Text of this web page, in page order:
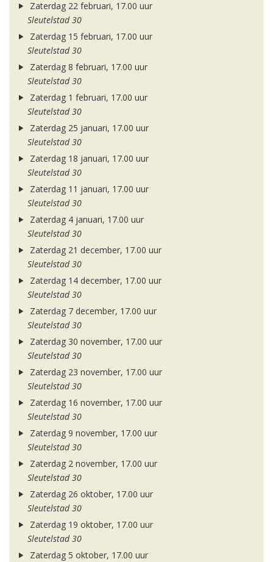
Zaterdag 22 februari, 17.00 uur
Sleutelstad 30
Zaterdag 15 februari, 17.00 uur
Sleutelstad 30
Zaterdag 8 februari, 17.00 uur
Sleutelstad 30
Zaterdag 1 februari, 17.00 uur
Sleutelstad 30
Zaterdag 25 januari, 17.00 uur
Sleutelstad 30
Zaterdag 18 januari, 17.00 uur
Sleutelstad 30
Zaterdag 11 januari, 17.00 uur
Sleutelstad 30
Zaterdag 4 januari, 17.00 uur
Sleutelstad 30
Zaterdag 21 december, 17.00 uur
Sleutelstad 30
Zaterdag 14 december, 17.00 uur
Sleutelstad 30
Zaterdag 7 december, 17.00 uur
Sleutelstad 30
Zaterdag 30 november, 17.00 uur
Sleutelstad 30
Zaterdag 23 november, 17.00 uur
Sleutelstad 30
Zaterdag 16 november, 17.00 uur
Sleutelstad 30
Zaterdag 9 november, 17.00 uur
Sleutelstad 30
Zaterdag 2 november, 17.00 uur
Sleutelstad 30
Zaterdag 26 oktober, 17.00 uur
Sleutelstad 30
Zaterdag 19 oktober, 17.00 uur
Sleutelstad 30
Zaterdag 5 oktober, 17.00 uur